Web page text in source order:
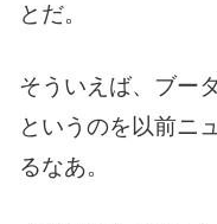
とだ。
そういえば、ブー
というのを以前ニ
るなあ。